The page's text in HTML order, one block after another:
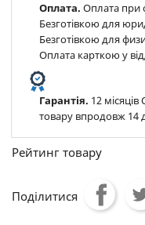
Оплата. Оплата при
Безготівкою для
Безготівкою для
Оплата карткою у
Гарантія. 12
товару впродовж 14
Рейтинг товару
Поділитися